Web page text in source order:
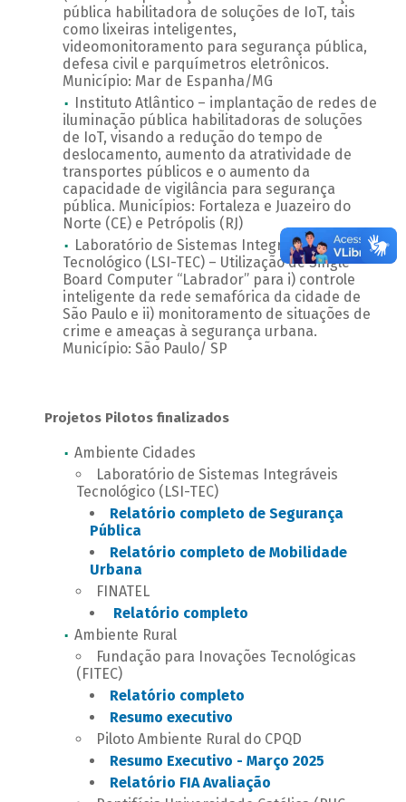
pública habilitadora de soluções de IoT, tais
como lixeiras inteligentes,
videomonitoramento para segurança pública,
defesa civil e parquímetros eletrônicos.
Município: Mar de Espanha/MG
Instituto Atlântico – implantação de redes de
iluminação pública habilitadoras de soluções
de IoT, visando a redução do tempo de
deslocamento, aumento da atratividade de
transportes públicos e o aumento da
capacidade de vigilância para segurança
pública. Municípios: Fortaleza e Juazeiro do
Norte (CE) e Petrópolis (RJ)
Laboratório de Sistemas Integráveis
Tecnológico (LSI-TEC) – Utilização de Single
Board Computer “Labrador” para i) controle
inteligente da rede semafórica da cidade de
São Paulo e ii) monitoramento de situações de
crime e ameaças à segurança urbana.
Município: São Paulo/ SP
Projetos Pilotos finalizados
Ambiente Cidades
Laboratório de Sistemas Integráveis
Tecnológico (LSI-TEC)
Relatório completo de Segurança
Pública
Relatório completo de Mobilidade
Urbana
FINATEL
Relatório completo
Ambiente Rural
Fundação para Inovações Tecnológicas
(FITEC)
Relatório completo
Resumo executivo
Piloto Ambiente Rural do CPQD
Resumo Executivo - Março 2025
Relatório FIA Avaliação